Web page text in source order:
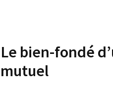
Le bien-fondé
mutuel